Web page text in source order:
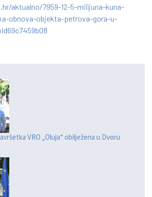
aktualno/7959-12-5-milijuna-kuna-
obnova-objekta-petrova-gora-u-
VRO „Oluja“ obilježena u Dvoru